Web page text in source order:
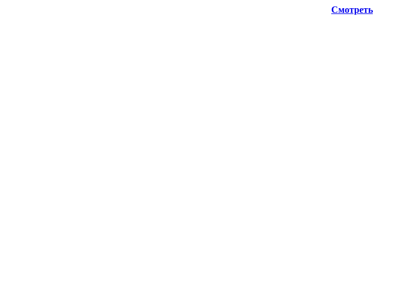
Смотреть